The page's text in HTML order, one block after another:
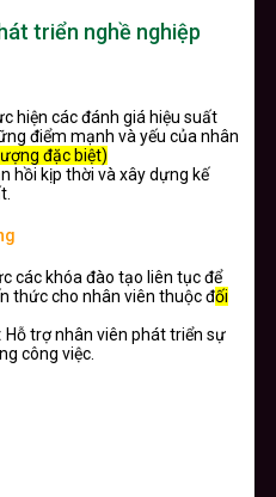
triển nghề nghiệp
hiện các đánh giá hiệu suất
điểm mạnh và yếu của nhân
đặc biệt)
hồi kịp thời và xây dựng kế
các khóa đào tạo liên tục để
thức cho nhân viên thuộc đối
Hỗ trợ nhân viên phát triển sự
công việc.